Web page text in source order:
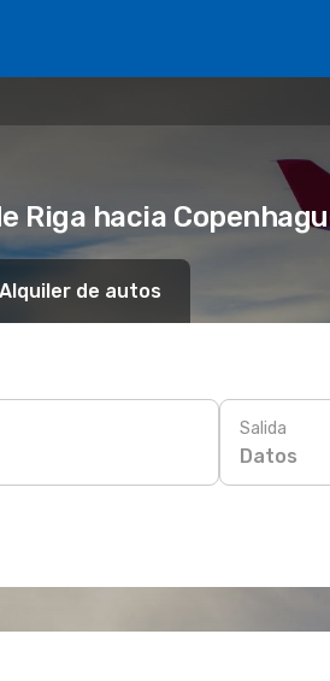
Riga hacia
Alquiler de autos
Salida
Datos